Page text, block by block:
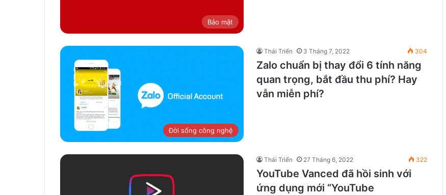
Bảo mật
Đời sống công nghệ
Thái Triển 3 Tháng 7, 2022 304
Zalo chuẩn bị thay đổi 6 tính năng
quan trọng, bắt đầu thu phí? Hay
vẫn miễn phí?
Thái Triển 27 Tháng 6, 2022 322
YouTube Vanced đã hồi sinh với
ứng dụng mới “YouTube